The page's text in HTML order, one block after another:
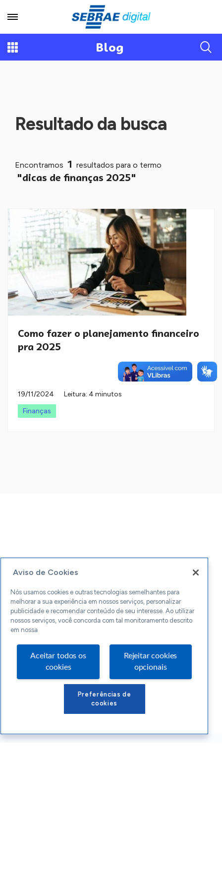
Blog
Resultado da busca
Encontramos 1 resultados para o termo
"dicas de finanças 2025"
Como fazer o planejamento financeiro
pra 2025
19/11/2024
Leitura: 4 minutos
Finanças
Aviso de Cookies
Nós usamos cookies e outras tecnologias semelhantes para
melhorar a sua experiência em nossos serviços, personalizar
publicidade e recomendar conteúdo de seu interesse. Ao utilizar
nossos serviços, você concorda com tal monitoramento descrito
em nossa
Aceitar todos os
cookies
Rejeitar cookies
opcionais
Preferências de
cookies